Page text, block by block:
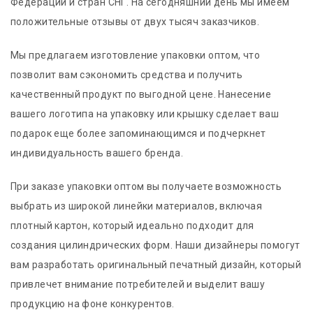
положительные отзывы от двух тысяч заказчиков.
Мы предлагаем изготовление упаковки оптом, что
позволит вам сэкономить средства и получить
качественный продукт по выгодной цене. Нанесение
вашего логотипа на упаковку или крышку сделает ваш
подарок еще более запоминающимся и подчеркнет
индивидуальность вашего бренда.
При заказе упаковки оптом вы получаете возможность
выбрать из широкой линейки материалов, включая
плотный картон, который идеально подходит для
создания цилиндрических форм. Наши дизайнеры помогут
вам разработать оригинальный печатный дизайн, который
привлечет внимание потребителей и выделит вашу
продукцию на фоне конкурентов.